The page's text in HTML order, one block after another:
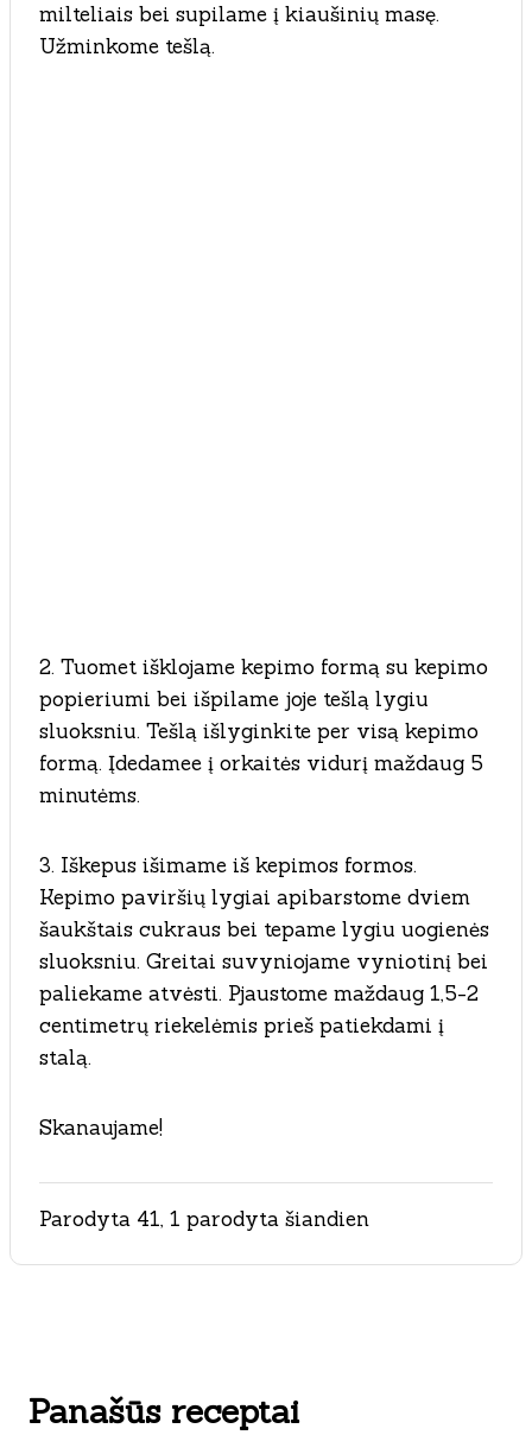
milteliais bei supilame į kiaušinių masę.
Užminkome tešlą.
2. Tuomet išklojame kepimo formą su kepimo
popieriumi bei išpilame joje tešlą lygiu
sluoksniu. Tešlą išlyginkite per visą kepimo
formą. Įdedamee į orkaitės vidurį maždaug 5
minutėms.
3. Iškepus išimame iš kepimos formos.
Kepimo paviršių lygiai apibarstome dviem
šaukštais cukraus bei tepame lygiu uogienės
sluoksniu. Greitai suvyniojame vyniotinį bei
paliekame atvėsti. Pjaustome maždaug 1,5-2
centimetrų riekelėmis prieš patiekdami į
stalą.
Skanaujame!
Parodyta 41, 1 parodyta šiandien
Panašūs receptai